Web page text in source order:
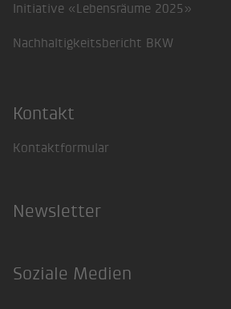
Initiative «Lebensräume 2025»
Nachhaltigkeitsbericht BKW
Kontakt
Kontaktformular
Newsletter
Soziale Medien